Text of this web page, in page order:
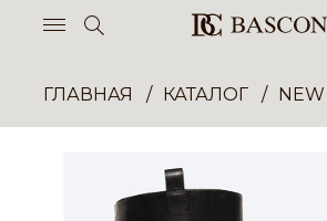
ГЛАВНАЯ КАТАЛОГ